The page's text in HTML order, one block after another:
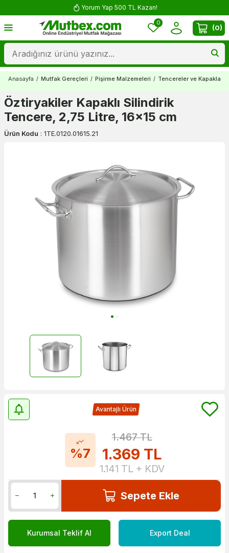
Yorum Yap 500 TL Kazan!
0
(0)
Anasayfa / Mutfak Gereçleri / Pişirme Malzemeleri / Tencereler ve Kapaklar
Öztiryakiler Kapaklı Silindirik
Tencere, 2,75 Litre, 16x15 cm
Ürün Kodu : 1TE.0120.01615.21
Avantajlı Ürün
%7
1.467TL
1.369 TL
1.141 TL + KDV
Sepete Ekle
Kurumsal Teklif Al Export Deal